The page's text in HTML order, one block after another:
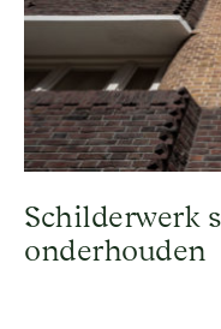
Schilderwerk
onderhouden